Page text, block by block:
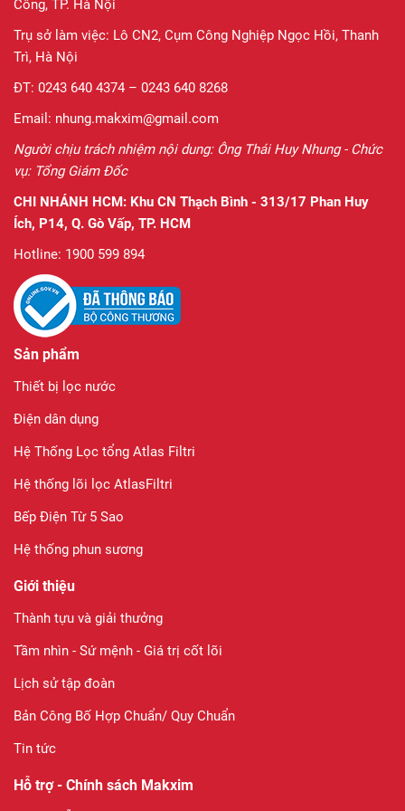
Công, TP. Hà Nội
Trụ sở làm việc: Lô CN2, Cụm Công Nghiệp Ngọc Hồi, Thanh
Trì, Hà Nội
ĐT: 0243 640 4374 – 0243 640 8268
Email: nhung.makxim@gmail.com
Người chịu trách nhiệm nội dung: Ông Thái Huy Nhung - Chức
vụ: Tổng Giám Đốc
CHI NHÁNH HCM: Khu CN Thạch Bình - 313/17 Phan Huy
Ích, P14, Q. Gò Vấp, TP. HCM
Hotline: 1900 599 894
Sản phẩm
Thiết bị lọc nước
Điện dân dụng
Hệ Thống Lọc tổng Atlas Filtri
Hệ thống lõi lọc AtlasFiltri
Bếp Điện Từ 5 Sao
Hệ thống phun sương
Giới thiệu
Thành tựu và giải thưởng
Tầm nhìn - Sứ mệnh - Giá trị cốt lõi
Lịch sử tập đoàn
Bản Công Bố Hợp Chuẩn/ Quy Chuẩn
Tin tức
Hỗ trợ - Chính sách Makxim